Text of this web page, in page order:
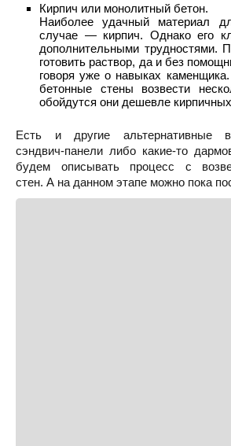
Кирпич или монолитный бетон.
Наиболее удачный материал
случае — кирпич. Однако его
дополнительными трудностями.
готовить раствор, да и без
говоря уже о навыках
бетонные стены возвести
обойдутся они дешевле
Есть и другие альтернативные
сэндвич-панели либо какие-то
будем описывать процесс с
стен. А на данном этапе можно пока